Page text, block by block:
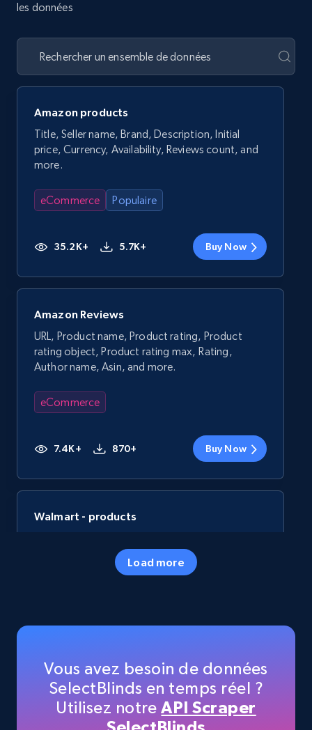
les données
Amazon products
Title, Seller name, Brand, Description, Initial
price, Currency, Availability, Reviews count, and
more.
eCommerce Populaire
35.2K+ 5.7K+ Buy Now
Amazon Reviews
URL, Product name, Product rating, Product
rating object, Product rating max, Rating,
Author name, Asin, and more.
eCommerce
7.4K+ 870+ Buy Now
Walmart - products
Specifications, Image urls, Top reviews, and
Load more
Vous avez besoin de données
SelectBlinds en temps réel ?
Utilisez notreAPI Scraper